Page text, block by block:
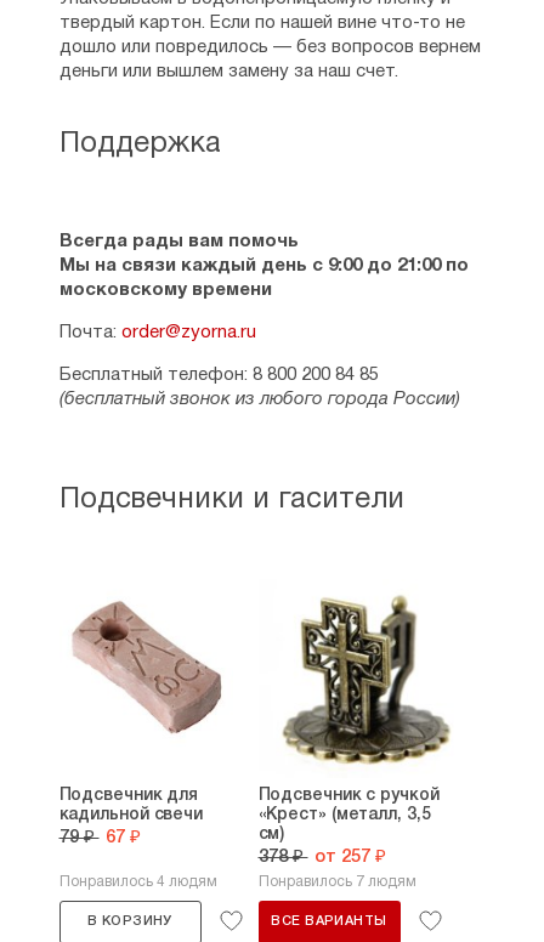
Поддержка
Всегда рады вам помочь
Мы на связи каждый день с 9:00 до 21:00 по
московскому времени
Почта: order@zyorna.ru
Бесплатный телефон: 8 800 200 84 85
(бесплатный звонок из любого города России)
твердый картон. Если по нашей вине что-то не
дошло или повредилось — без вопросов вернем
деньги или вышлем замену за наш счет.
Подсвечники и гасители
Подсвечник для
кадильной свечи
79 ₽ 67 ₽
Понравилось 4 людям
В КОРЗИНУ
Подсвечник с ручкой
«Крест» (металл, 3,5
см)
378 ₽ от 257 ₽
Понравилось 7 людям
ВСЕ ВАРИАНТЫ